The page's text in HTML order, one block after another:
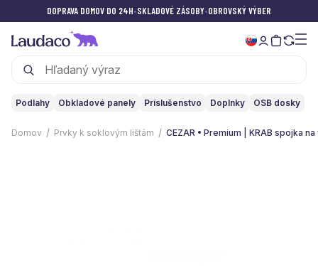
DOPRAVA DOMOV DO 24H•SKLADOVÉ ZÁSOBY•OBROVSKÝ VÝBER
Podlahy Obkladové panely Príslušenstvo Doplnky OSB dosky
Domov Prvky k soklovým lištám CEZAR • Premium | KRAB spojka